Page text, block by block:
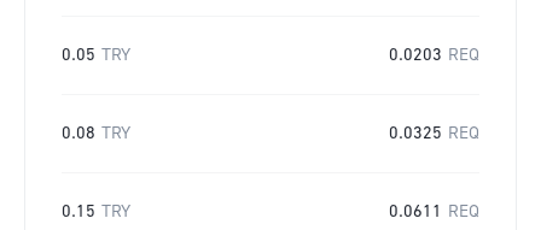
0.05 TRY 0.0203 REQ
0.08 TRY 0.0325 REQ
0.15 TRY 0.0611 REQ